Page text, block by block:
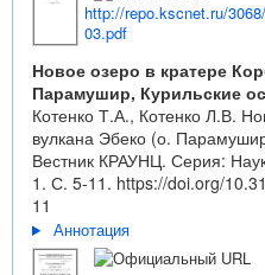
http://repo.kscnet.ru/
03.pdf
Новое озеро в кратере
Парамушир, Курильские
Котенко Т.А., Котенко Л.В.
вулкана Эбеко (о.
Вестник КРАУНЦ. Серия:
1. С. 5-11. https://doi.org/
11
Аннотация